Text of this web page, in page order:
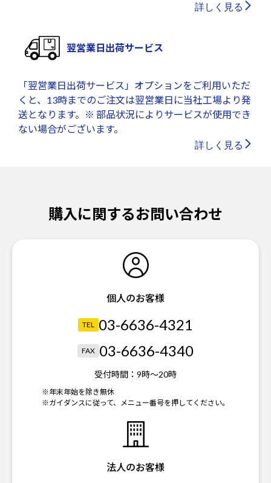
詳しく見る
翌営業日出荷サービス
「翌営業日出荷サービス」オプションをご利用いただ
くと、13時までのご注文は翌営業日に当社工場より発
送となります。※ 部品状況によりサービスが使用でき
ない場合がございます。
詳しく見る
購入に関するお問い合わせ
個人のお客様
TEL 03-6636-4321
FAX 03-6636-4340
受付時間： 9時～20時
※年末年始を除き無休
※ガイダンスに従って、メニュー番号を押してください。
法人のお客様